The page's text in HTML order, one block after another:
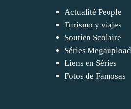
Actualité People
Turismo y viajes
Soutien Scolaire
Séries Megaupload
Liens en Séries
Fotos de Famosas